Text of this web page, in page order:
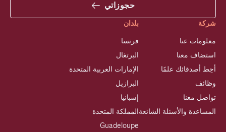
حجوزاتي
شركة
معلومات عنا
استضاف معنا
أحِط أصدقائك علمًا
وظائف
تواصل معنا
المساعدة والأسئلة الشائعة
بلدان
فرنسا
البرتغال
الإمارات العربية المتحدة
البرازيل
إسبانيا
المملكة المتحدة
Guadeloupe